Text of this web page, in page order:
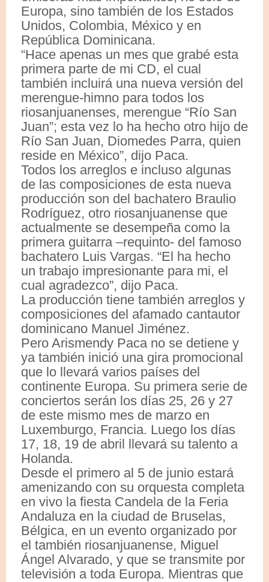
Europa, sino también de los Estados
Unidos, Colombia, México y en
República Dominicana.
“Hace apenas un mes que grabé esta
primera parte de mi CD, el cual
también incluirá una nueva versión del
merengue-himno para todos los
riosanjuanenses, merengue “Río San
Juan”; esta vez lo ha hecho otro hijo de
Río San Juan, Diomedes Parra, quien
reside en México”, dijo Paca.
Todos los arreglos e incluso algunas
de las composiciones de esta nueva
producción son del bachatero Braulio
Rodríguez, otro riosanjuanense que
actualmente se desempeña como la
primera guitarra –requinto- del famoso
bachatero Luis Vargas. “El ha hecho
un trabajo impresionante para mi, el
cual agradezco”, dijo Paca.
La producción tiene también arreglos y
composiciones del afamado cantautor
dominicano Manuel Jiménez.
Pero Arismendy Paca no se detiene y
ya también inició una gira promocional
que lo llevará varios países del
continente Europa. Su primera serie de
conciertos serán los días 25, 26 y 27
de este mismo mes de marzo en
Luxemburgo, Francia. Luego los días
17, 18, 19 de abril llevará su talento a
Holanda.
Desde el primero al 5 de junio estará
amenizando con su orquesta completa
en vivo la fiesta Candela de la Feria
Andaluza en la ciudad de Bruselas,
Bélgica, en un evento organizado por
el también riosanjuanense, Miguel
Ángel Alvarado, y que se transmite por
televisión a toda Europa. Mientras que